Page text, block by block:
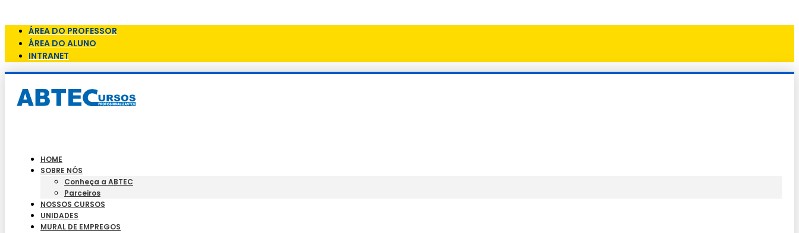
ÁREA DO PROFESSOR
ÁREA DO ALUNO
INTRANET
HOME
SOBRE NÓS
Conheça a ABTEC
Parceiros
NOSSOS CURSOS
UNIDADES
MURAL DE EMPREGOS